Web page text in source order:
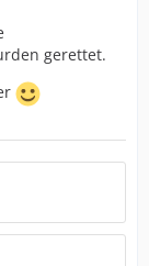
gerettet.